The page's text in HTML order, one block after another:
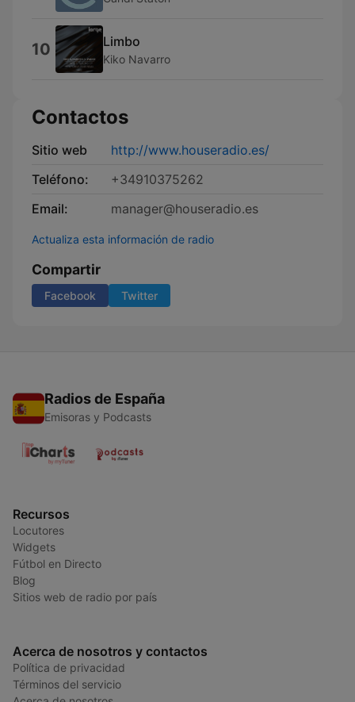
10 Limbo
Kiko Navarro
Contactos
Sitio web
http://www.houseradio.es/
Teléfono:
+34910375262
Email:
manager@houseradio.es
Actualiza esta información de radio
Compartir
Facebook Twitter
Radios de España
Emisoras y Podcasts
Recursos
Locutores
Widgets
Fútbol en Directo
Blog
Sitios web de radio por país
Acerca de nosotros y contactos
Política de privacidad
Términos del servicio